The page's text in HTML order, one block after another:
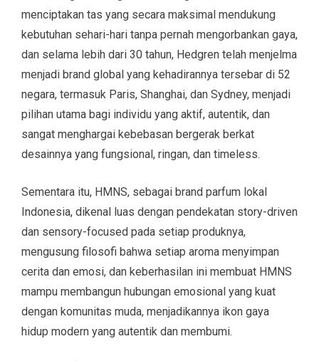
menciptakan tas yang secara maksimal mendukung
kebutuhan sehari-hari tanpa pernah mengorbankan gaya,
dan selama lebih dari 30 tahun, Hedgren telah menjelma
menjadi brand global yang kehadirannya tersebar di 52
negara, termasuk Paris, Shanghai, dan Sydney, menjadi
pilihan utama bagi individu yang aktif, autentik, dan
sangat menghargai kebebasan bergerak berkat
desainnya yang fungsional, ringan, dan timeless.
Sementara itu, HMNS, sebagai brand parfum lokal
Indonesia, dikenal luas dengan pendekatan story-driven
dan sensory-focused pada setiap produknya,
mengusung filosofi bahwa setiap aroma menyimpan
cerita dan emosi, dan keberhasilan ini membuat HMNS
mampu membangun hubungan emosional yang kuat
dengan komunitas muda, menjadikannya ikon gaya
hidup modern yang autentik dan membumi.